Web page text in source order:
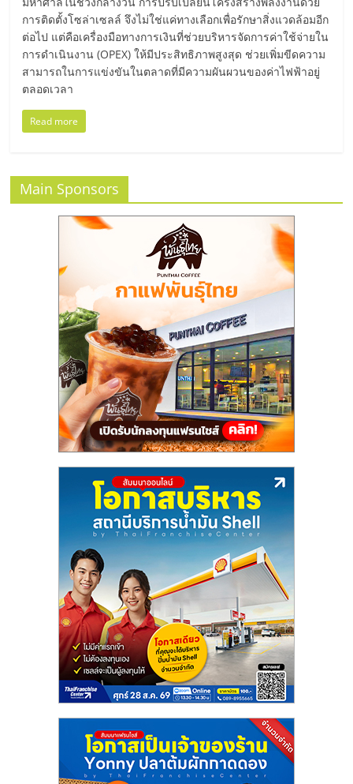
SMEs,
แฟ
รน
ที่
ปรึกษา
แฟ
ไชส์,
รวม
แฟ
ไชส์
ขาย
แฟ
ไชส์
แฟ
การติดตั้งโซล่าเซลล์ จึงไม่ใช่แค่ทางเลือกเพื่อรักษาสิ่งแวดล้อมอีก
ต่อไป แต่คือเครื่องมือทางการเงินที่ช่วยบริหารจัดการค่าใช้จ่ายใน
การดำเนินงาน (OPEX) ให้มีประสิทธิภาพสูงสุด ช่วยเพิ่มขีดความ
สามารถในการแข่งขันในตลาดที่มีความผันผวนของค่าไฟฟ้าอยู่
ตลอดเวลา
Read more
Main Sponsors